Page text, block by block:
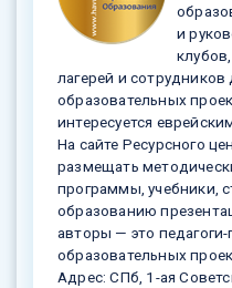
и
лагерей и сотрудников
образовательных
интересуется
На сайте Ресурсного
размещать
программы, учебники,
образованию
авторы — это
образовательных
Адрес: СПб, 1-ая